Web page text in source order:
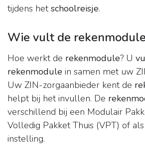
tijdens hetschoolreisje.
Wie vult de
Hoe werkt de rekenmodule? U
rekenmodule in samen met uw
Uw ZIN-zorgaanbieder kent de
helpt bij het invullen. De
verschillend bij een Modulair
Volledig Pakket Thuis (VPT) of
instelling.